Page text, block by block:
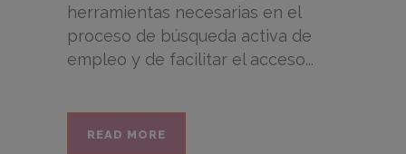
herramientas necesarias en el
proceso de búsqueda activa de
empleo y de facilitar el acceso...
READ MORE